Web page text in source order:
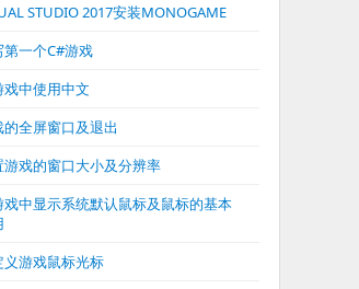
STUDIO 2017安装MONOGAME
第一个C#游戏
戏中使用中文
的全屏窗口及退出
游戏的窗口大小及分辨率
戏中显示系统默认鼠标及鼠标的基本
义游戏鼠标光标